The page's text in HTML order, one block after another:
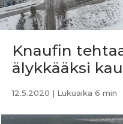
Knaufin
älykkääksi
12.5.2020 | Lukuaika 6 min